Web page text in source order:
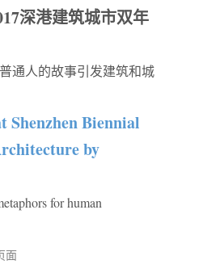
深港建筑城市双年
通人的故事引发建筑和城
Shenzhen Biennial
by
for human
面